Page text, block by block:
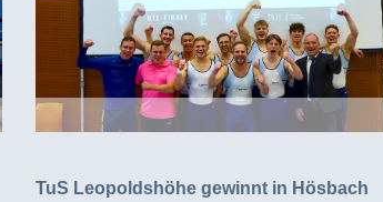
TuS Leopoldshöhe gewinnt in Hösbach